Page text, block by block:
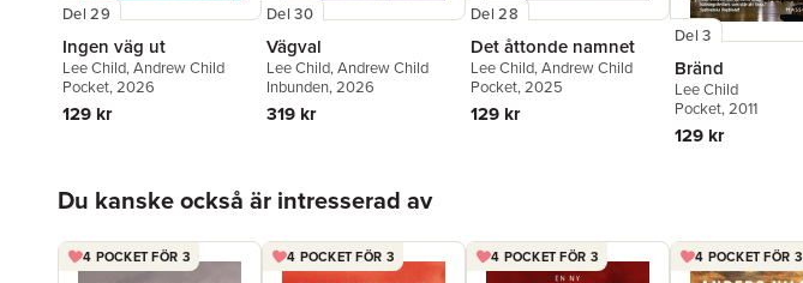
Del 29
Ingen väg ut
Lee Child,Andrew Child
Pocket, 2026
129 kr
Del 30
Vägval
Lee Child,Andrew Child
Inbunden, 2026
319 kr
Del 28
Det åttonde namnet
Lee Child,Andrew Child
Pocket, 2025
129 kr
Del 3
Bränd
Lee Child
Pocket, 2011
129 kr
Du kanske också är intresserad av
4 POCKET FÖR 3 4 POCKET FÖR 3 4 POCKET FÖR 3 4 POCKET FÖR 3